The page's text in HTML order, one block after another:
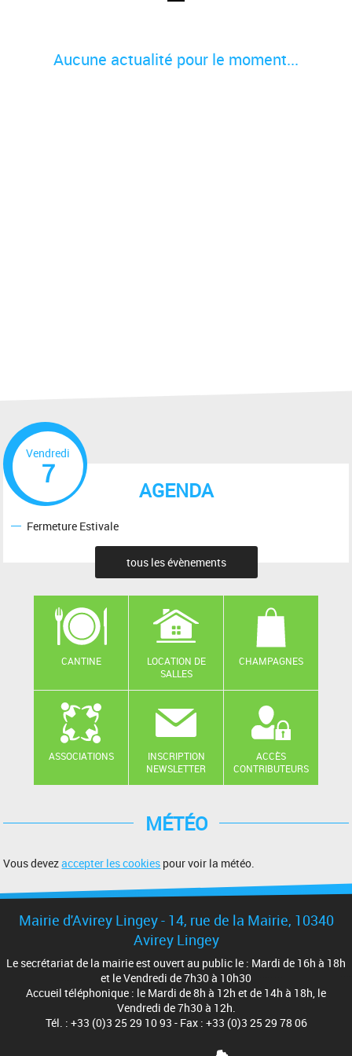
Aucune actualité pour le moment...
AGENDA
Vendredi
7
Fermeture Estivale
tous les évènements
CANTINE
LOCATION DE
SALLES
CHAMPAGNES
ASSOCIATIONS
INSCRIPTION
NEWSLETTER
ACCÈS
CONTRIBUTEURS
MÉTÉO
Vous devezaccepter les cookies pour voir la météo.
Mairie d'Avirey Lingey - 14, rue de la Mairie, 10340
Avirey Lingey
Le secrétariat de la mairie est ouvert au public le : Mardi de 16h à 18h
et le Vendredi de 7h30 à 10h30
Accueil téléphonique : le Mardi de 8h à 12h et de 14h à 18h, le
Vendredi de 7h30 à 12h.
Tél. : +33 (0)3 25 29 10 93 - Fax : +33 (0)3 25 29 78 06